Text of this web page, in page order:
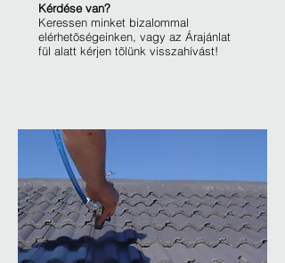
Kérdése van?
Keressen minket bizalommal
elérhetõségeinken, vagy az Árajánlat
fül alatt kérjen tõlünk visszahívást!